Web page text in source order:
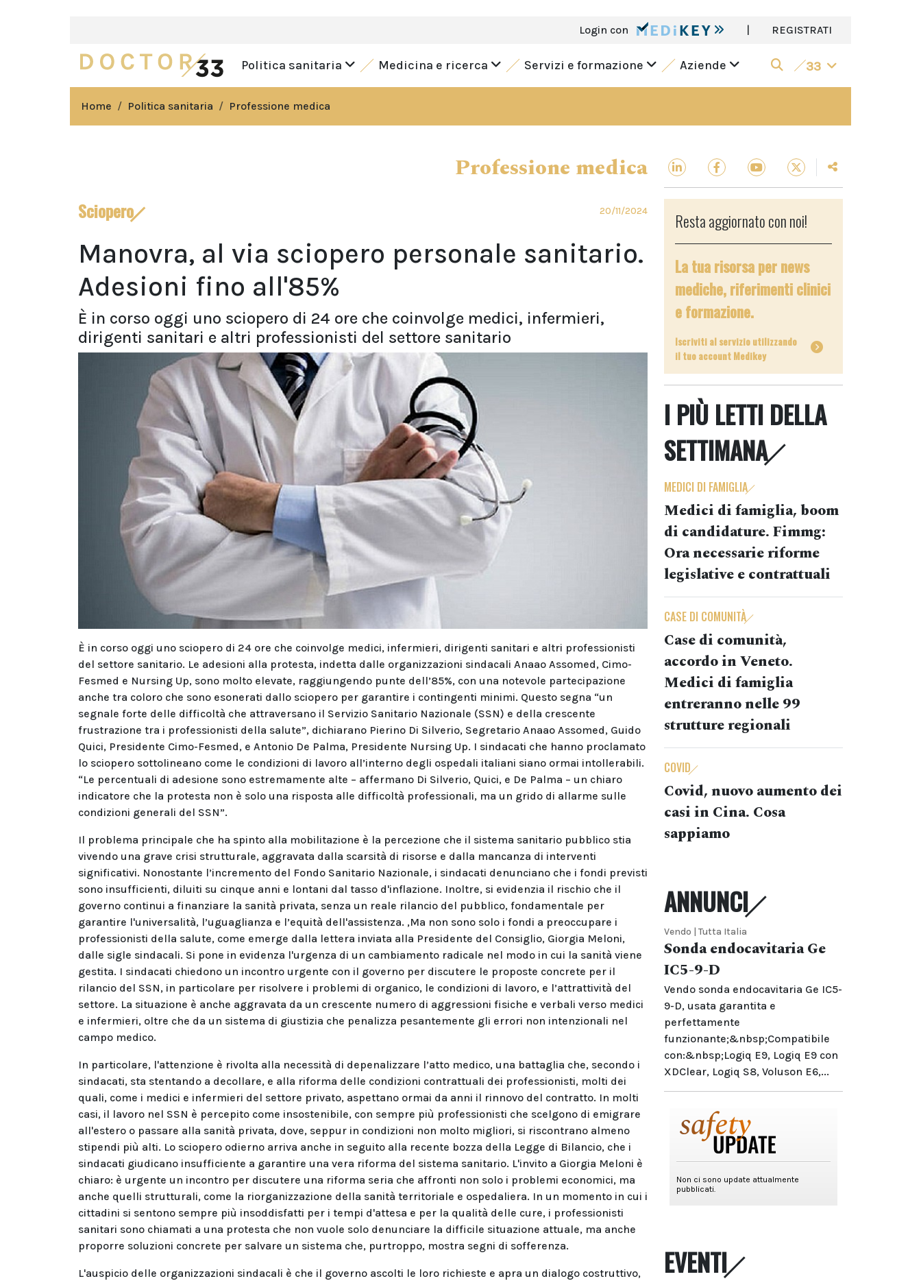
Login con | REGISTRATI
Politica sanitaria Medicina e ricerca Servizi e formazione Aziende 33
Home Politica sanitaria Professione medica
Professione medica
Sciopero 20/11/2024
Manovra, al via sciopero personale sanitario.
Adesioni fino all'85%
È in corso oggi uno sciopero di 24 ore che coinvolge medici, infermieri,
dirigenti sanitari e altri professionisti del settore sanitario
È in corso oggi uno sciopero di 24 ore che coinvolge medici, infermieri, dirigenti sanitari e altri professionisti
del settore sanitario. Le adesioni alla protesta, indetta dalle organizzazioni sindacali Anaao Assomed, Cimo-
Fesmed e Nursing Up, sono molto elevate, raggiungendo punte dell’85%, con una notevole partecipazione
anche tra coloro che sono esonerati dallo sciopero per garantire i contingenti minimi. Questo segna “un
segnale forte delle difficoltà che attraversano il Servizio Sanitario Nazionale (SSN) e della crescente
frustrazione tra i professionisti della salute”, dichiarano Pierino Di Silverio, Segretario Anaao Assomed, Guido
Quici, Presidente Cimo-Fesmed, e Antonio De Palma, Presidente Nursing Up. I sindacati che hanno proclamato
lo sciopero sottolineano come le condizioni di lavoro all’interno degli ospedali italiani siano ormai intollerabili.
“Le percentuali di adesione sono estremamente alte – affermano Di Silverio, Quici, e De Palma – un chiaro
indicatore che la protesta non è solo una risposta alle difficoltà professionali, ma un grido di allarme sulle
condizioni generali del SSN”.
Il problema principale che ha spinto alla mobilitazione è la percezione che il sistema sanitario pubblico stia
vivendo una grave crisi strutturale, aggravata dalla scarsità di risorse e dalla mancanza di interventi
significativi. Nonostante l’incremento del Fondo Sanitario Nazionale, i sindacati denunciano che i fondi previsti
sono insufficienti, diluiti su cinque anni e lontani dal tasso d'inflazione. Inoltre, si evidenzia il rischio che il
governo continui a finanziare la sanità privata, senza un reale rilancio del pubblico, fondamentale per
garantire l'universalità, l’uguaglianza e l’equità dell'assistenza. ,Ma non sono solo i fondi a preoccupare i
professionisti della salute, come emerge dalla lettera inviata alla Presidente del Consiglio, Giorgia Meloni,
dalle sigle sindacali. Si pone in evidenza l'urgenza di un cambiamento radicale nel modo in cui la sanità viene
gestita. I sindacati chiedono un incontro urgente con il governo per discutere le proposte concrete per il
rilancio del SSN, in particolare per risolvere i problemi di organico, le condizioni di lavoro, e l’attrattività del
settore. La situazione è anche aggravata da un crescente numero di aggressioni fisiche e verbali verso medici
e infermieri, oltre che da un sistema di giustizia che penalizza pesantemente gli errori non intenzionali nel
campo medico.
In particolare, l'attenzione è rivolta alla necessità di depenalizzare l’atto medico, una battaglia che, secondo i
sindacati, sta stentando a decollare, e alla riforma delle condizioni contrattuali dei professionisti, molti dei
quali, come i medici e infermieri del settore privato, aspettano ormai da anni il rinnovo del contratto. In molti
casi, il lavoro nel SSN è percepito come insostenibile, con sempre più professionisti che scelgono di emigrare
all'estero o passare alla sanità privata, dove, seppur in condizioni non molto migliori, si riscontrano almeno
stipendi più alti. Lo sciopero odierno arriva anche in seguito alla recente bozza della Legge di Bilancio, che i
sindacati giudicano insufficiente a garantire una vera riforma del sistema sanitario. L'invito a Giorgia Meloni è
chiaro: è urgente un incontro per discutere una riforma seria che affronti non solo i problemi economici, ma
anche quelli strutturali, come la riorganizzazione della sanità territoriale e ospedaliera. In un momento in cui i
cittadini si sentono sempre più insoddisfatti per i tempi d'attesa e per la qualità delle cure, i professionisti
sanitari sono chiamati a una protesta che non vuole solo denunciare la difficile situazione attuale, ma anche
proporre soluzioni concrete per salvare un sistema che, purtroppo, mostra segni di sofferenza.
L'auspicio delle organizzazioni sindacali è che il governo ascolti le loro richieste e apra un dialogo costruttivo,
Resta aggiornato con noi!
La tua risorsa per news
mediche, riferimenti clinici
e formazione.
Iscriviti al servizio utilizzando
il tuo account Medikey
I PIÙ LETTI DELLA
SETTIMANA
MEDICI DI FAMIGLIA
Medici di famiglia, boom
di candidature. Fimmg:
Ora necessarie riforme
legislative e contrattuali
CASE DI COMUNITÀ
Case di comunità,
accordo in Veneto.
Medici di famiglia
entreranno nelle 99
strutture regionali
COVID
Covid, nuovo aumento dei
casi in Cina. Cosa
sappiamo
ANNUNCI
Vendo | Tutta Italia
Sonda endocavitaria Ge
IC5-9-D
Vendo sonda endocavitaria Ge IC5-
9-D, usata garantita e
perfettamente
funzionante;&nbsp;Compatibile
con:&nbsp;Logiq E9, Logiq E9 con
XDClear, Logiq S8, Voluson E6,...
EVENTI